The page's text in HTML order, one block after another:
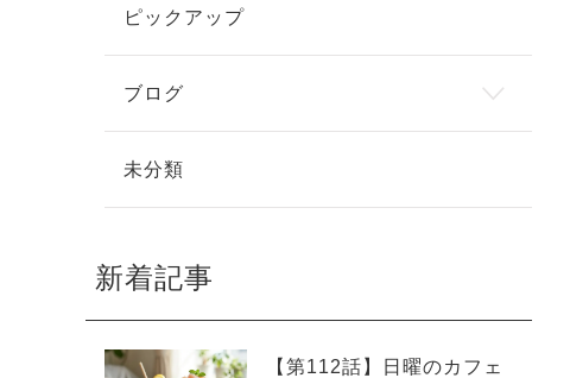
ピックアップ
ブログ
未分類
新着記事
【第112話】日曜のカフェ